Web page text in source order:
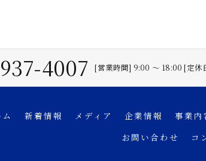
4007 [営業時間] 9:00 〜 18:00 [定休
新着情報 メディア 企業情報 事業内
お問い合わせ
コ